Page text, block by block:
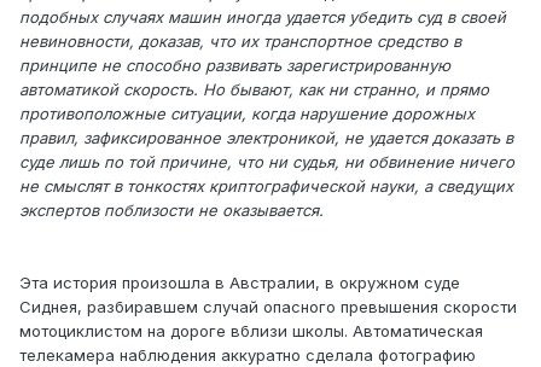
подобных случаях машин иногда удается убедить суд в своей
невиновности, доказав, что их транспортное средство в
принципе не способно развивать зарегистрированную
автоматикой скорость. Но бывают, как ни странно, и прямо
противоположные ситуации, когда нарушение дорожных
правил, зафиксированное электроникой, не удается доказать в
суде лишь по той причине, что ни судья, ни обвинение ничего
не смыслят в тонкостях криптографической науки, а сведущих
экспертов поблизости не оказывается.
Эта история произошла в Австралии, в окружном суде
Сиднея, разбиравшем случай опасного превышения скорости
мотоциклистом на дороге вблизи школы. Автоматическая
телекамера наблюдения аккуратно сделала фотографию